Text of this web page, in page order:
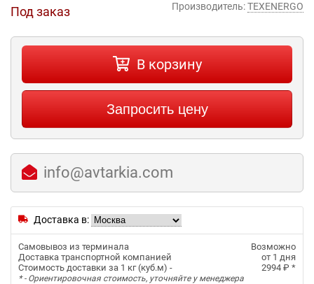
Под заказ Производитель:TEXENERGO
В корзину
Запросить цену
info@avtarkia.com
Доставка в:
Самовывоз из терминала
Возможно
Доставка транспортной компанией
от 1 дня
Стоимость доставки за 1 кг (куб.м) -
2994 ₽ *
* - Ориентировочная стоимость, уточняйте у менеджера